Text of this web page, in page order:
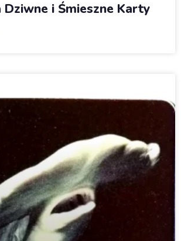
i Śmieszne Karty